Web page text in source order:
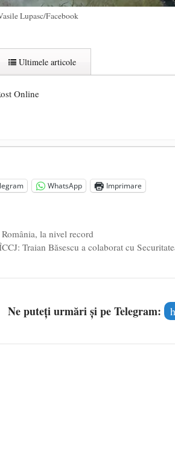
Lupasc/Facebook
Ultimele articole
Online
despre președintele
Națiunea - 21 aprilie 2026
efecte. Bustul poetului
WhatsApp Imprimare
la nivel record
Traian Băsescu a colaborat cu
Ne puteți urmări și pe Telegram: